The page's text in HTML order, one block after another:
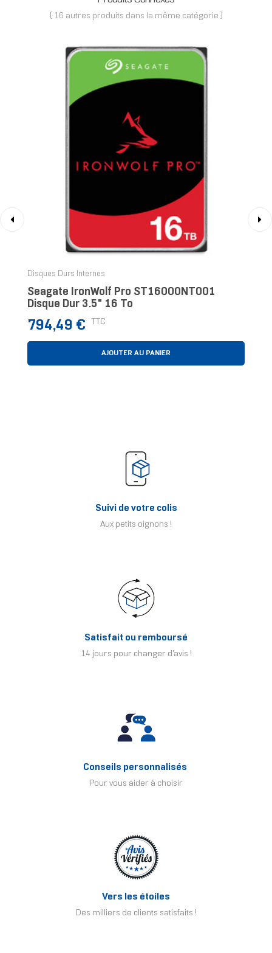
( 16 autres produits dans la même catégorie )
Disques Durs Internes
Seagate IronWolf Pro ST16000NT001
Disque Dur 3.5" 16 To
Prix
794,49 € TTC
AJOUTER AU PANIER
Suivi de votre colis
Aux petits oignons !
Satisfait ou remboursé
14 jours pour changer d'avis !
Conseils personnalisés
Pour vous aider à choisir
Vers les étoiles
Des milliers de clients satisfaits !